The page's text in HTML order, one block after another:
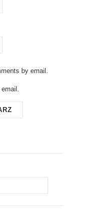
by email.